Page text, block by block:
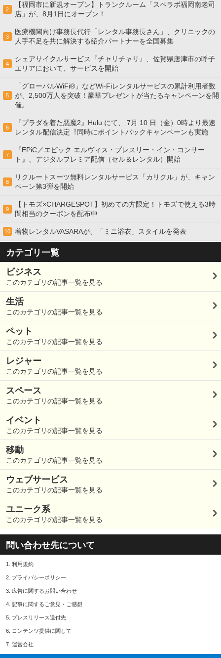
2
【福岡市に新規オープン】トランクルーム「スペラボ福岡南老司
店」が、8月1日にオープン！
3
医療機関向け事務長代行「レンタル事務長さん」、クリニックの
人手不足を共に解決する紹介パートナーを全国募集
4
シェアサイクルサービス『チャリチャリ』、佐賀県唐津市の呼子
エリアにおいて、サービスを開始
5
「グローバルWiFi®」などWi-Fiレンタルサービスの累計利用者数
が、2,500万人を突破！豪華プレゼントが当たるキャンペーンを開
催。
6
『プラダを着た悪魔2』Hulu にて、 7⽉ 10 ⽇（金）0時より最速
レンタル配信決定︕同時にポイントバックキャンペーンも実施
7
『EPiC／エピック エルヴィス・プレスリー・イン・コンサー
ト』、デジタルプレミア配信（セル＆レンタル）開始
8
リクルートスーツ無料レンタルサービス「カリクル」が、キャン
ペーン第3弾を開始
9
【トモズ×CHARGESPOT】初めての方限定！トモズで使える3時
間相当のクーポンを配布中
10 着物レンタルVASARAが、「ミニ浴衣」スタイルを発表
カテゴリ一覧
ビジネス
このカテゴリの記事一覧を見る
生活
このカテゴリの記事一覧を見る
ペット
このカテゴリの記事一覧を見る
レジャー
このカテゴリの記事一覧を見る
スペース
このカテゴリの記事一覧を見る
イベント
このカテゴリの記事一覧を見る
移動
このカテゴリの記事一覧を見る
ウェブサービス
このカテゴリの記事一覧を見る
ユニーク系
このカテゴリの記事一覧を見る
問い合わせ先について
1. 利用規約
2. プライバシーポリシー
3. 広告に関するお問い合わせ
4. 記事に関するご意見・ご感想
5. プレスリリース送付先
6. コンテンツ提供に関して
7. 運営会社